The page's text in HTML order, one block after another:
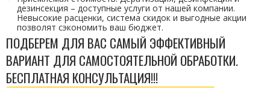
дезинсекция – доступные услуги от нашей компании.
Невысокие расценки, система скидок и выгодные акции
позволят сэкономить ваш бюджет.
ПОДБЕРЕМ ДЛЯ ВАС САМЫЙ ЭФФЕКТИВНЫЙ
ВАРИАНТ ДЛЯ САМОСТОЯТЕЛЬНОЙ ОБРАБОТКИ.
БЕСПЛАТНАЯ КОНСУЛЬТАЦИЯ!!!